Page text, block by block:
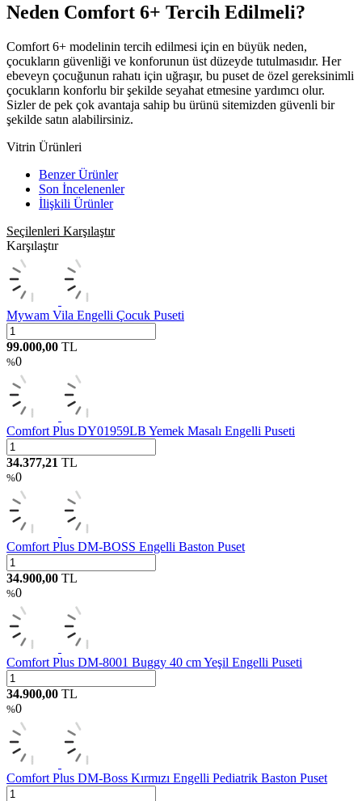
Neden Comfort 6+ Tercih Edilmeli?
Comfort 6+ modelinin tercih edilmesi için en büyük neden,
çocukların güvenliği ve konforunun üst düzeyde tutulmasıdır. Her
ebeveyn çocuğunun rahatı için uğraşır, bu puset de özel gereksinimli
çocukların konforlu bir şekilde seyahat etmesine yardımcı olur.
Sizler de pek çok avantaja sahip bu ürünü sitemizden güvenli bir
şekilde satın alabilirsiniz.
Vitrin Ürünleri
Benzer Ürünler
Son İncelenenler
İlişkili Ürünler
Seçilenleri Karşılaştır
Karşılaştır
Mywam Vila Engelli Çocuk Puseti
99.000,00 TL
%0
Comfort Plus DY01959LB Yemek Masalı Engelli Puseti
34.377,21 TL
%0
Comfort Plus DM-BOSS Engelli Baston Puset
34.900,00 TL
%0
Comfort Plus DM-8001 Buggy 40 cm Yeşil Engelli Puseti
34.900,00 TL
%0
Comfort Plus DM-Boss Kırmızı Engelli Pediatrik Baston Puset